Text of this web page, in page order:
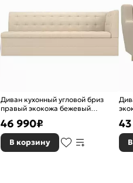
Диван кухонный угловой бриз
правый экокожа бежевый
46 990₽
В корзину